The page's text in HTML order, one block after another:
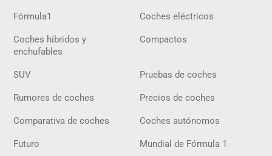
Fórmula1 Coches eléctricos
Coches híbridos y
enchufables
Compactos
SUV Pruebas de coches
Rumores de coches Precios de coches
Comparativa de coches Coches autónomos
Futuro Mundial de Fórmula 1